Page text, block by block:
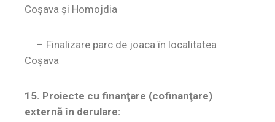
Coșava și Homojdia
– Finalizare parc de joaca în localitatea
Coșava
15. Proiecte cu finanţare (cofinanţare)
externă în derulare: